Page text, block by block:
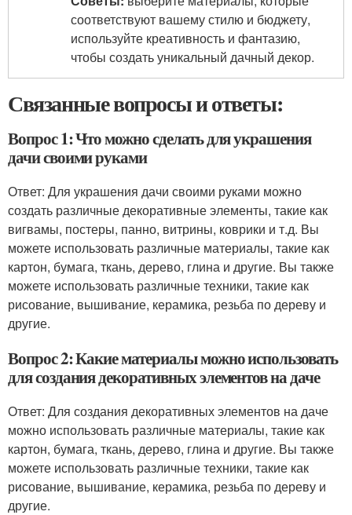
соответствуют вашему стилю и бюджету,
используйте креативность и фантазию,
чтобы создать уникальный дачный декор.
Связанные вопросы и ответы:
Вопрос 1: Что можно сделать для украшения
дачи своими руками
Ответ: Для украшения дачи своими руками можно
создать различные декоративные элементы, такие как
вигвамы, постеры, панно, витрины, коврики и т.д. Вы
можете использовать различные материалы, такие как
картон, бумага, ткань, дерево, глина и другие. Вы также
можете использовать различные техники, такие как
рисование, вышивание, керамика, резьба по дереву и
другие.
Вопрос 2: Какие материалы можно использовать
для создания декоративных элементов на даче
Ответ: Для создания декоративных элементов на даче
можно использовать различные материалы, такие как
картон, бумага, ткань, дерево, глина и другие. Вы также
можете использовать различные техники, такие как
рисование, вышивание, керамика, резьба по дереву и
другие.